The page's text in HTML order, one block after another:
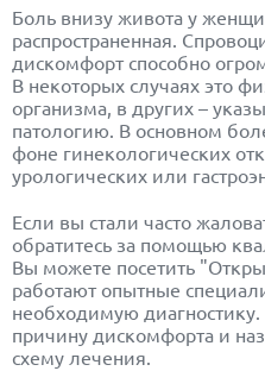
Боль внизу живота у
распространенная.
дискомфорт способно
В некоторых случаях это
организма, в других –
патологию. В основном
фоне гинекологических
урологических или
Если вы стали часто
обратитесь за помощью
Вы можете посетить
работают опытные
необходимую
причину дискомфорта и
схему лечения.